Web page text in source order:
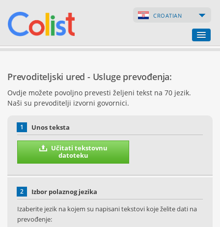
CROATIAN
Popis poduzeća
Internetske stranice
Internetske trgovine
Prevoditeljski ured - Usluge prevođenja:
Ovdje možete povoljno prevesti željeni tekst na 70 jezik.
Naši su prevoditelji izvorni govornici.
1 Unos teksta
Učitati tekstovnu
datoteku
2
Izbor polaznog jezika
Izaberite jezik na kojem su napisani tekstovi koje želite dati na
prevođenje: